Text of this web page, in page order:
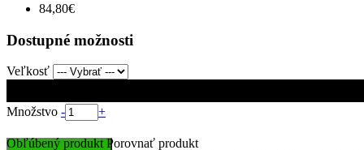
84,80€
Dostupné možnosti
Veľkosť
Množstvo - +
Obľúbený produkt Porovnať produkt